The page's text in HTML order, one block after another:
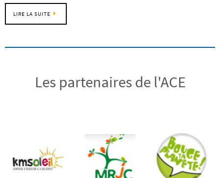
LIRE LA SUITE
Les partenaires de l'ACE